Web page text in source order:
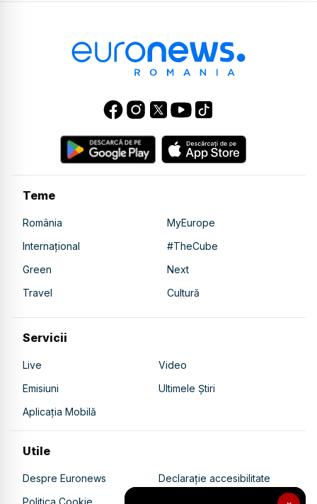
Teme
România
MyEurope
Internațional
#TheCube
Green
Next
Travel
Cultură
Servicii
Live
Video
Emisiuni
Ultimele Știri
Aplicația Mobilă
Utile
Despre Euronews
Declarație accesibilitate
Politica Cookie
Politica de confidențialitate